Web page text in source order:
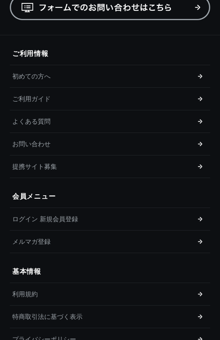
ご利用情報
初めての方へ
ご利用ガイド
よくある質問
お問い合わせ
提携サイト募集
会員メニュー
ログイン 新規会員登録
メルマガ登録
基本情報
利用規約
特商取引法に基づく表示